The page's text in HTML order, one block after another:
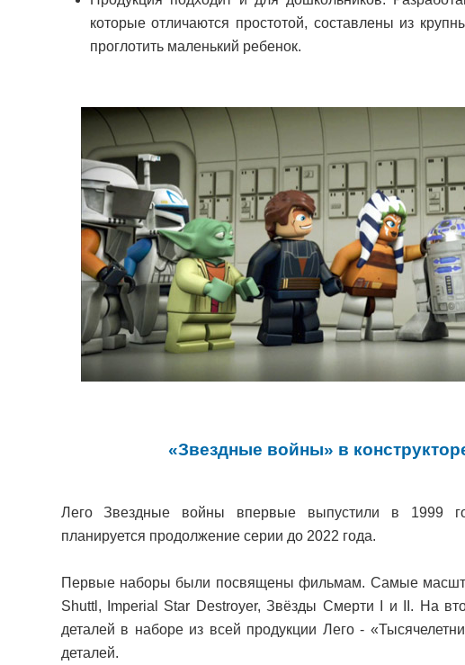
которые отличаются простотой, составлены из
проглотить маленький ребенок.
«Звездные войны» в
Лего Звездные войны впервые выпустили в 1999
планируется продолжение серии до 2022 года.
Первые наборы были посвящены фильмам. Самые
Shuttl, Imperial Star Destroyer, Звёзды Смерти I и II. На
деталей в наборе из всей продукции Лего -
деталей.